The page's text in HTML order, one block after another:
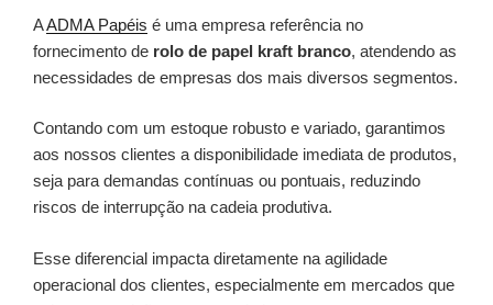
AADMA Papéis é uma empresa referência no
fornecimento de rolo de papel kraft branco, atendendo as
necessidades de empresas dos mais diversos segmentos.
Contando com um estoque robusto e variado, garantimos
aos nossos clientes a disponibilidade imediata de produtos,
seja para demandas contínuas ou pontuais, reduzindo
riscos de interrupção na cadeia produtiva.
Esse diferencial impacta diretamente na agilidade
operacional dos clientes, especialmente em mercados que